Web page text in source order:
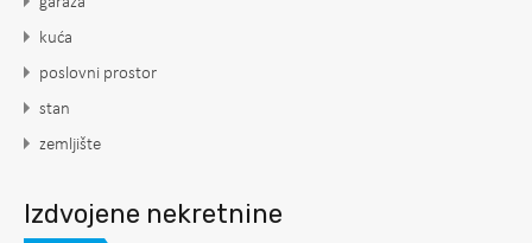
kuća
poslovni prostor
stan
zemljište
Izdvojene nekretnine